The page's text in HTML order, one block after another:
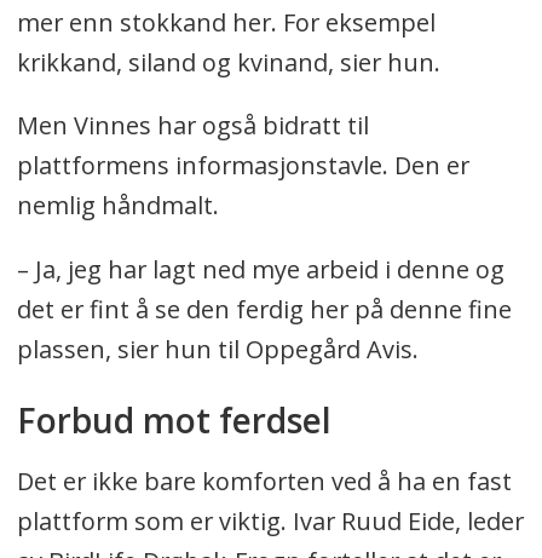
mer enn stokkand her. For eksempel
krikkand, siland og kvinand, sier hun.
Men Vinnes har også bidratt til
plattformens informasjonstavle. Den er
nemlig håndmalt.
– Ja, jeg har lagt ned mye arbeid i denne og
det er fint å se den ferdig her på denne fine
plassen, sier hun til Oppegård Avis.
Forbud mot ferdsel
Det er ikke bare komforten ved å ha en fast
plattform som er viktig. Ivar Ruud Eide, leder